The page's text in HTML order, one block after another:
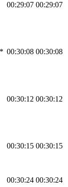
00:29:07 00:29:07
00:30:08 00:30:08
00:30:12 00:30:12
00:30:15 00:30:15
00:30:24 00:30:24